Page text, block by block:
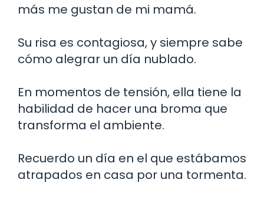
más me gustan de mi mamá.
Su risa es contagiosa, y siempre sabe
cómo alegrar un día nublado.
En momentos de tensión, ella tiene la
habilidad de hacer una broma que
transforma el ambiente.
Recuerdo un día en el que estábamos
atrapados en casa por una tormenta.